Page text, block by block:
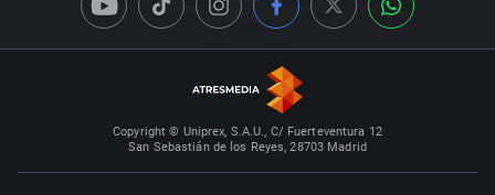
Copyright © Uniprex, S.A.U., C/ Fuerteventura 12
San Sebastián de los Reyes, 28703 Madrid